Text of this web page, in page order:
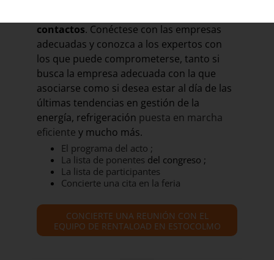
contactos. Conéctese con las empresas
adecuadas y conozca a los expertos con
los que puede comprometerse, tanto si
busca la empresa adecuada con la que
asociarse como si desea estar al día de las
últimas tendencias en gestión de la
energía, refrigeración puesta en marcha
eficiente y mucho más.
El programa del acto ;
La lista de ponentes del congreso ;
La lista de participantes
Concierte una cita en la feria
CONCIERTE UNA REUNIÓN CON EL
EQUIPO DE RENTALOAD EN ESTOCOLMO